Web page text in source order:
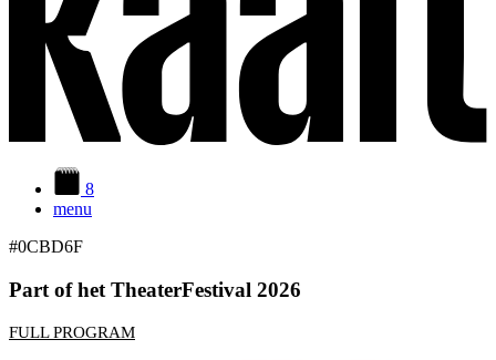
8
menu
#0CBD6F
Part of het TheaterFestival 2026
FULL PROGRAM